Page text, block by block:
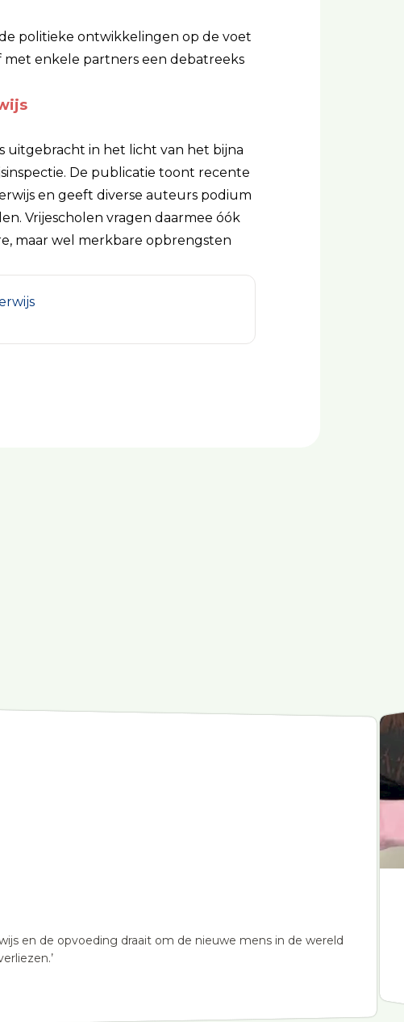
politieke ontwikkelingen op de voet
met enkele partners een debatreeks
uitgebracht in het licht van het bijna
De publicatie toont recente
en geeft diverse auteurs podium
Vrijescholen vragen daarmee óók
maar wel merkbare opbrengsten
en de opvoeding draait om de nieuwe mens in de wereld